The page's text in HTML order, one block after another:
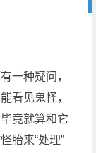
一种疑问，
看见鬼怪，
竟就算和它
胎来“处理”